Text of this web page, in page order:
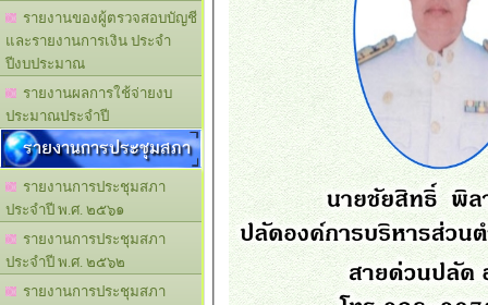
รายงานของผู้ตรวจสอบบัญชี
และรายงานการเงิน ประจำ
ปีงบประมาณ
รายงานผลการใช้จ่ายงบ
ประมาณประจำปี
รายงานการประชุมสภา
รายงานการประชุมสภา
ประจำปี พ.ศ. ๒๕๖๑
รายงานการประชุมสภา
ประจำปี พ.ศ. ๒๕๖๒
รายงานการประชุมสภา